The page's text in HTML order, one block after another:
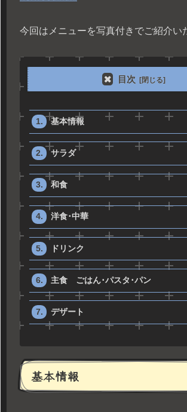
今回はメニューを写真付きでご紹介い
目次
基本情報
サラダ
和食
洋食･中華
ドリンク
主食 ごはん･パスタ･パン
デザート
基本情報